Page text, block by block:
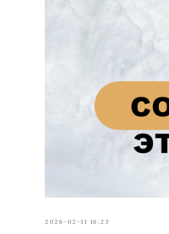
2026-02-11 16:23